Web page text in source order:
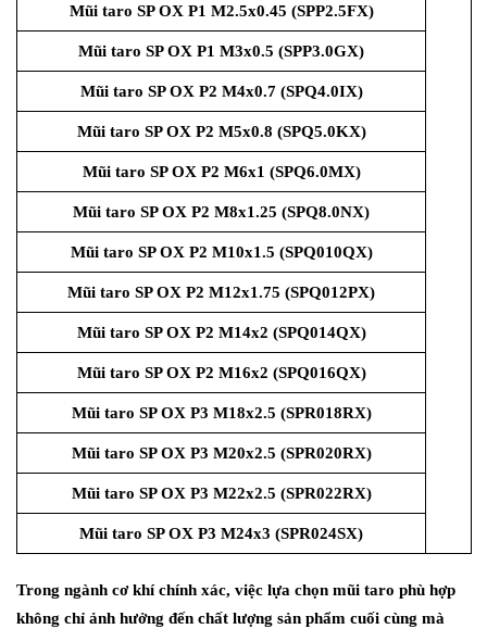
Mũi taro SP OX P1 M2.5x0.45 (SPP2.5FX)
Mũi taro SP OX P1 M3x0.5 (SPP3.0GX)
Mũi taro SP OX P2 M4x0.7 (SPQ4.0IX)
Mũi taro SP OX P2 M5x0.8 (SPQ5.0KX)
Mũi taro SP OX P2 M6x1 (SPQ6.0MX)
Mũi taro SP OX P2 M8x1.25 (SPQ8.0NX)
Mũi taro SP OX P2 M10x1.5 (SPQ010QX)
Mũi taro SP OX P2 M12x1.75 (SPQ012PX)
Mũi taro SP OX P2 M14x2 (SPQ014QX)
Mũi taro SP OX P2 M16x2 (SPQ016QX)
Mũi taro SP OX P3 M18x2.5 (SPR018RX)
Mũi taro SP OX P3 M20x2.5 (SPR020RX)
Mũi taro SP OX P3 M22x2.5 (SPR022RX)
Mũi taro SP OX P3 M24x3 (SPR024SX)
Trong ngành cơ khí chính xác, việc lựa chọn mũi taro phù hợp
không chỉ ảnh hưởng đến chất lượng sản phẩm cuối cùng mà